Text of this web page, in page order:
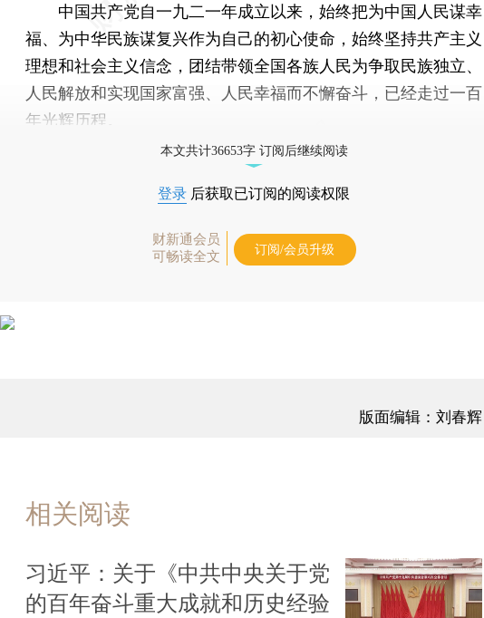
中国共产党自一九二一年成立以来，始终把为中国人民谋幸
福、为中华民族谋复兴作为自己的初心使命，始终坚持共产主义
理想和社会主义信念，团结带领全国各族人民为争取民族独立、
人民解放和实现国家富强、人民幸福而不懈奋斗，已经走过一百
年光辉历程。
本文共计36653字 订阅后继续阅读
登录 后获取已订阅的阅读权限
财新通会员
可畅读全文
订阅/会员升级
版面编辑：刘春辉
相关阅读
习近平：关于《中共中央关于党
的百年奋斗重大成就和历史经验